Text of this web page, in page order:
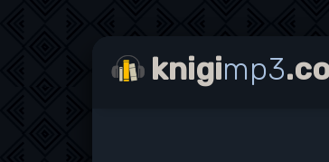
knigimp3